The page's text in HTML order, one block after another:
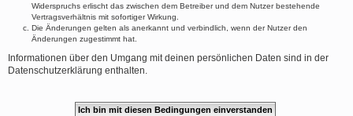
Widerspruchs erlischt das zwischen dem Betreiber und dem Nutzer bestehende
Vertragsverhältnis mit sofortiger Wirkung.
Die Änderungen gelten als anerkannt und verbindlich, wenn der Nutzer den
Änderungen zugestimmt hat.
Informationen über den Umgang mit deinen persönlichen Daten sind in der
Datenschutzerklärung enthalten.